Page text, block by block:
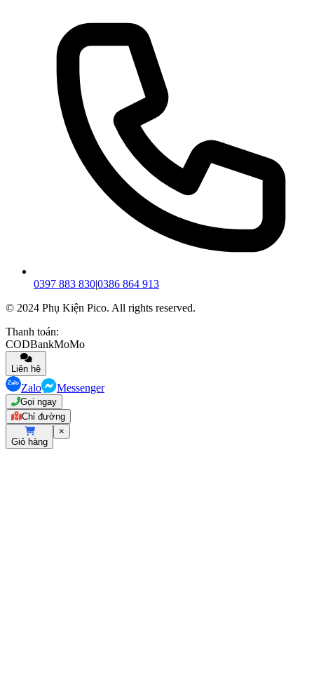
0397 883 830|0386 864 913
© 2024 Phụ Kiện Pico. All rights reserved.
Thanh toán:
CODBankMoMo
Liên hệ
Zalo Messenger
Gọi ngay
Chỉ đường
Giỏ hàng
×